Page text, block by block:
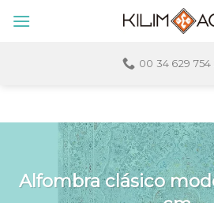
00 34 629 754
Alfombra clásico